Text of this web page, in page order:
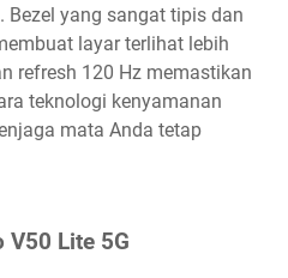
yang sangat tipis dan
layar terlihat lebih
refresh 120 Hz memastikan
teknologi kenyamanan
mata Anda tetap
V50 Lite 5G